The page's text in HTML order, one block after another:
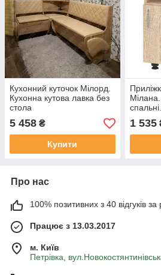
Кухонний куточок Мілорд.
Кухонна кутова лавка без
стола
5 458 ₴
Купити
спальні.
1 535
Про нас
100% позитивних з 40 відгуків за
Працює з 13.03.2017
м. Київ
Петрівка,